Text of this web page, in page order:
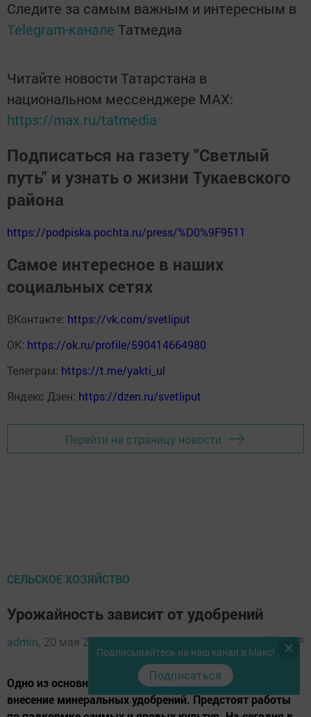
Следите за самым важным и интересным в
Telegram-канале Татмедиа
Читайте новости Татарстана в
национальном мессенджере MАХ:
https://max.ru/tatmedia
Подписаться на газету "Светлый
путь" и узнать о жизни Тукаевского
района
https://podpiska.pochta.ru/press/%D0%9F9511
Самое интересное в наших
социальных сетях
ВКонтакте: https://vk.com/svetliput
ОК: https://ok.ru/profile/590414664980
Телеграм: https://t.me/yakti_ul
Яндекс Дзен: https://dzen.ru/svetliput
Перейти на страницу новости
СЕЛЬСКОЕ ХОЗЯЙСТВО
Урожайность зависит от удобрений
admin, 20 мая 2021 - 10:25 0
Одно из основных условий высокого урожая –
внесение минеральных удобрений. Предстоят работы
Подписывайтесь на наш канал в Макс!
Подписаться